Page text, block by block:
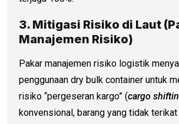
3. Mitigasi Risiko di Laut
Manajemen Risiko)
Pakar manajemen risiko logistik
penggunaan dry bulk container untuk
risiko “pergeseran kargo” (cargo
konvensional, barang yang tidak